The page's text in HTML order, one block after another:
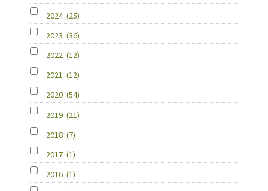
2024 (25)
2023 (36)
2022 (12)
2021 (12)
2020 (54)
2019 (21)
2018 (7)
2017 (1)
2016 (1)